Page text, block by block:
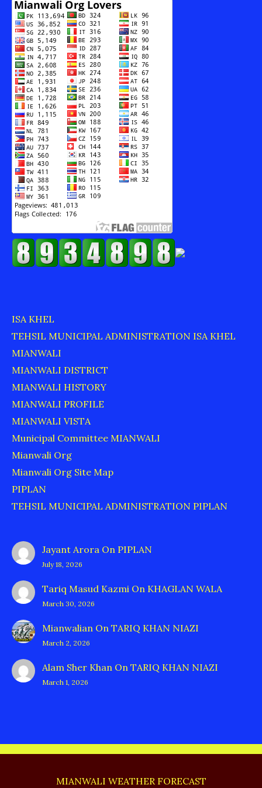
ISA KHEL
TEHSIL MUNICIPAL ADMINISTRATION ISA KHEL
MIANWALI
MIANWALI DISTRICT
MIANWALI HISTORY
MIANWALI PROFILE
MIANWALI VISTA
Municipal Committee MIANWALI
Mianwali Org
Mianwali Org Site Map
PIPLAN
TEHSIL MUNICIPAL ADMINISTRATION PIPLAN
Jayant Arora On PIPLAN
July 18, 2026
Tariq Masud Kazmi On KHAGLAN WALA
March 30, 2026
Mianwalian On TARIQ KHAN NIAZI
March 2, 2026
Alam Sher Khan On TARIQ KHAN NIAZI
March 1, 2026
MIANWALI WEATHER FORECAST